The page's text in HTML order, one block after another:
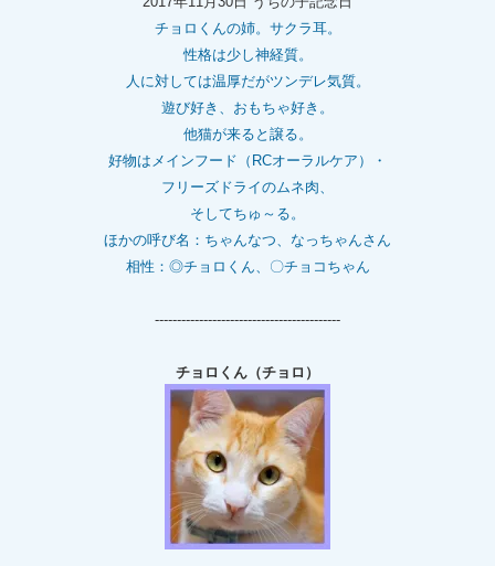
チョロくんの姉。 サクラ耳。
性格は少し神経質。
人に対しては温厚だがツンデレ気質。
遊び好き、おもちゃ好き。
他猫が来ると譲る。
好物はメインフード（RCオーラルケア）・
フリーズドライのムネ肉、
そしてちゅ～る。
ほかの呼び名：ちゃんなつ、なっちゃんさん
相性：◎チョロくん、〇チョコちゃん
------------------------------------------
チョロくん（チョロ）